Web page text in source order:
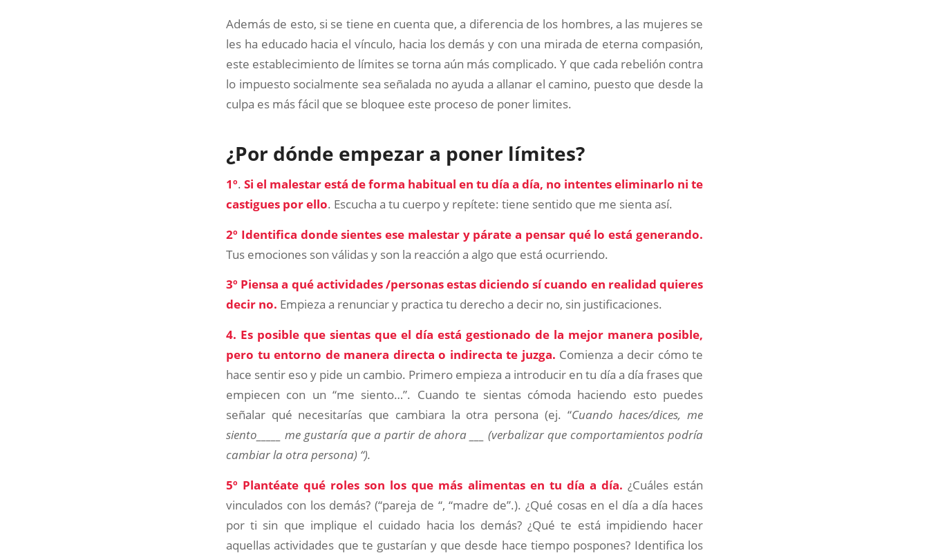
Además de esto, si se tiene en cuenta que, a diferencia de los hombres, a las mujeres se
les ha educado hacia el vínculo, hacia los demás y con una mirada de eterna compasión,
este establecimiento de límites se torna aún más complicado. Y que cada rebelión contra
lo impuesto socialmente sea señalada no ayuda a allanar el camino, puesto que desde la
culpa es más fácil que se bloquee este proceso de poner limites.
¿Por dónde empezar a poner límites?
1º. Si el malestar está de forma habitual en tu día a día, no intentes eliminarlo ni te
castigues por ello. Escucha a tu cuerpo y repítete: tiene sentido que me sienta así.
2º Identifica donde sientes ese malestar y párate a pensar qué lo está generando.
Tus emociones son válidas y son la reacción a algo que está ocurriendo.
3º Piensa a qué actividades /personas estas diciendo sí cuando en realidad quieres
decir no. Empieza a renunciar y practica tu derecho a decir no, sin justificaciones.
4. Es posible que sientas que el día está gestionado de la mejor manera posible,
pero tu entorno de manera directa o indirecta te juzga. Comienza a decir cómo te
hace sentir eso y pide un cambio. Primero empieza a introducir en tu día a día frases que
empiecen con un “me siento…”. Cuando te sientas cómoda haciendo esto puedes
señalar qué necesitarías que cambiara la otra persona (ej. “Cuando haces/dices, me
siento_____ me gustaría que a partir de ahora ___ (verbalizar que comportamientos podría
cambiar la otra persona) “).
5º Plantéate qué roles son los que más alimentas en tu día a día. ¿Cuáles están
vinculados con los demás? (“pareja de “, “madre de”.). ¿Qué cosas en el día a día haces
por ti sin que implique el cuidado hacia los demás? ¿Qué te está impidiendo hacer
aquellas actividades que te gustarían y que desde hace tiempo pospones? Identifica los